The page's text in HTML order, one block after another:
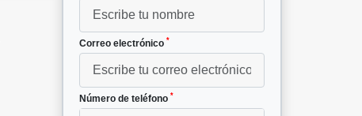
Correo electrónico *
Número de teléfono *